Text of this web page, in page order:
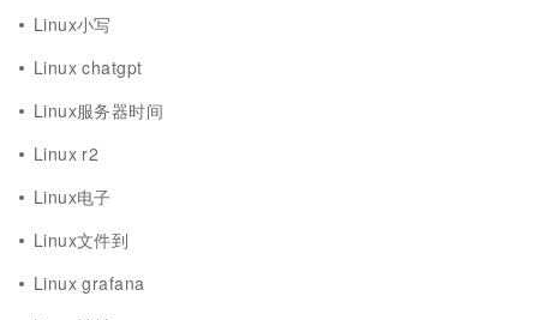
Linux小写
Linux chatgpt
Linux服务器时间
Linux r2
Linux电子
Linux文件到
Linux grafana